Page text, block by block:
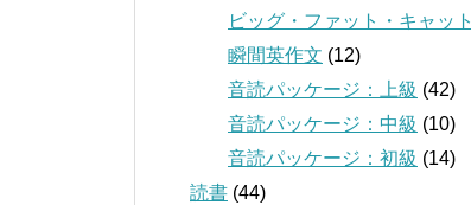
ビッグ・ファット・キャット
瞬間英作文 (12)
音読パッケージ：上級 (42)
音読パッケージ：中級 (10)
音読パッケージ：初級 (14)
読書 (44)